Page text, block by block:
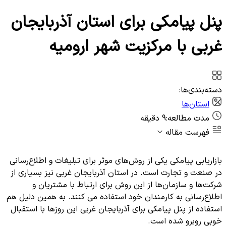
پنل پیامکی برای استان آذربایجان
غربی با مرکزیت شهر ارومیه
دسته‌بندی‌ها:
استان‌ها
مدت مطالعه:9 دقیقه
فهرست مقاله
بازاریابی پیامکی یکی از روش‌های موثر برای تبلیغات و اطلاع‌رسانی
در صنعت و تجارت است. در استان آذربایجان غربی نیز بسیاری از
شرکت‌ها و سازمان‌ها از این روش برای ارتباط با مشتریان و
اطلاع‌رسانی به کارمندان خود استفاده می ‌کنند. به همین دلیل هم
استفاده از پنل پیامکی برای آذربایجان غربی این روزها با استقبال
خوبی روبرو شده است.